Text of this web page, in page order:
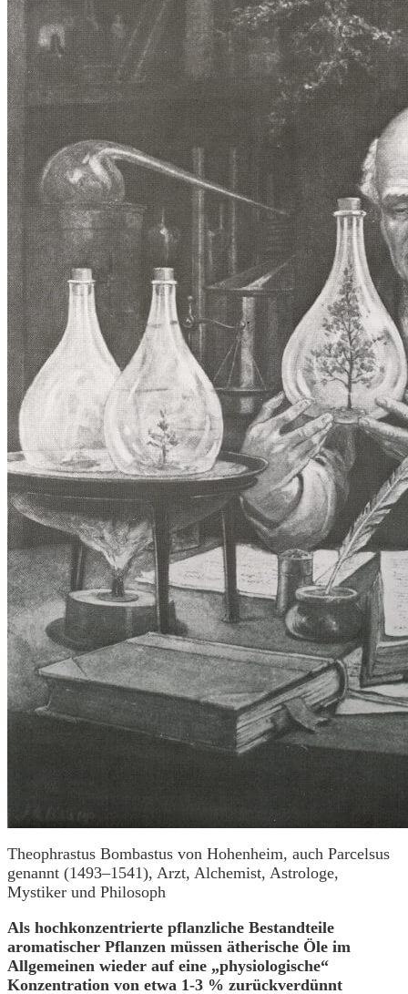
Theophrastus Bombastus von Hohenheim, auch Parcelsus
genannt (1493–1541), Arzt, Alchemist, Astrologe,
Mystiker und Philosoph
Als hochkonzentrierte pflanzliche Bestandteile
aromatischer Pflanzen müssen ätherische Öle im
Allgemeinen wieder auf eine „physiologische“
Konzentration von etwa 1-3 % zurückverdünnt